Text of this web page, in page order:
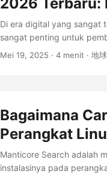
Di era digital yang sangat
sangat penting untuk
alasan, akses jaringan di
Mei 19, 2025 · 4 menit · 地
Bagaimana
Perangkat
Manticore Search adalah
instalasinya pada